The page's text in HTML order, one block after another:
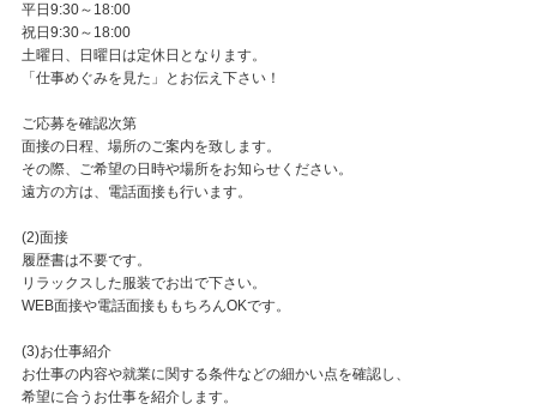
平日9:30～18:00
祝日9:30～18:00
土曜日、日曜日は定休日となります。
「仕事めぐみを見た」とお伝え下さい！
ご応募を確認次第
面接の日程、場所のご案内を致します。
その際、ご希望の日時や場所をお知らせください。
遠方の方は、電話面接も行います。
(2)面接
履歴書は不要です。
リラックスした服装でお出で下さい。
WEB面接や電話面接ももちろんOKです。
(3)お仕事紹介
お仕事の内容や就業に関する条件などの細かい点を確認し、
希望に合うお仕事を紹介します。